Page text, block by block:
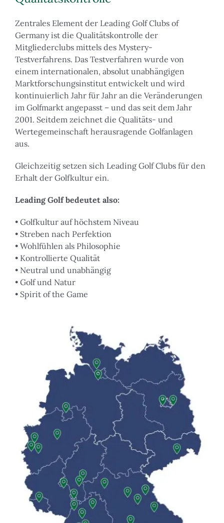
Zentrales Element der Leading Golf Clubs of
Germany ist die Qualitätskontrolle der
Mitgliederclubs mittels des Mystery-
Testverfahrens. Das Testverfahren wurde von
einem internationalen, absolut unabhängigen
Marktforschungsinstitut entwickelt und wird
kontinuierlich Jahr für Jahr an die Veränderungen
im Golfmarkt angepasst – und das seit dem Jahr
2001. Seitdem zeichnet die Qualitäts- und
Wertegemeinschaft herausragende Golfanlagen
aus.
Gleichzeitig setzen sich Leading Golf Clubs für den
Erhalt der Golfkultur ein.
Leading Golf bedeutet also:
• Golfkultur auf höchstem Niveau
• Streben nach Perfektion
• Wohlfühlen als Philosophie
• Kontrollierte Qualität
• Neutral und unabhängig
• Golf und Natur
• Spirit of the Game